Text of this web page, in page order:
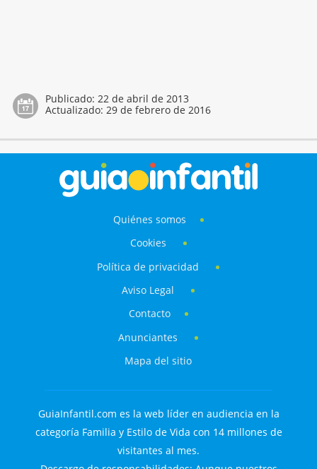
Publicado: 22 de abril de 2013
Actualizado: 29 de febrero de 2016
Quiénes somos
Cookies
Política de privacidad
Aviso Legal
Contacto
Anunciantes
Mapa del sitio
GuiaInfantil.com es la web líder en audiencia en la
categoría Familia y Estilo de Vida con 14 millones de
visitantes al mes.